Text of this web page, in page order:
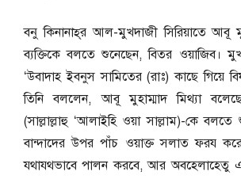
বনু কিনানাহ্‌র আল-মুখদাজী সিরিয়াতে আবূ
ব্যক্তিকে বলতে শুনেছেন, বিতর ওয়াজিব।
‘উবাদাহ ইবনুস সামিতের (রাঃ) কাছে গিয়ে
তিনি বললেন, আবূ মুহাম্মাদ মিথ্যা
(সাল্লাল্লাহু ‘আলাইহি ওয়া সাল্লাম)-কে
বান্দাদের উপর পাঁচ ওয়াক্ত সলাত ফরয
যথাযথভাবে পালন করবে, আর অবহেলাহেতু